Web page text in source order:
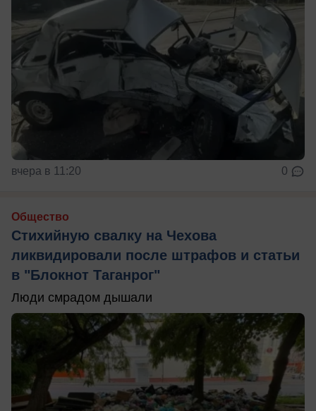
вчера в 11:20 0
Общество
Стихийную свалку на Чехова
ликвидировали после штрафов и статьи
в "Блокнот Таганрог"
Люди смрадом дышали